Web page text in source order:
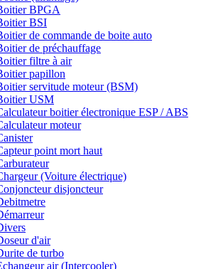
BPGA
BSI
de commande de boite auto
de préchauffage
filtre à air
papillon
servitude moteur (BSM)
USM
boitier électronique ESP / ABS
moteur
point mort haut
(Voiture électrique)
disjoncteur
d'air
de turbo
air (Intercooler)